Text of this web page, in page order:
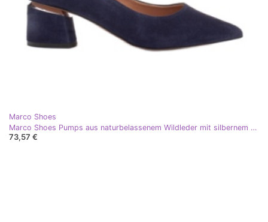
Marco Shoes
Marco Shoes Pumps aus naturbelassenem Wildleder mit silbernem Detail an der Ferse blau
73,57 €